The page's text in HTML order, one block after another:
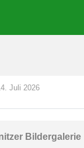
Juli 2026
Bildergalerie